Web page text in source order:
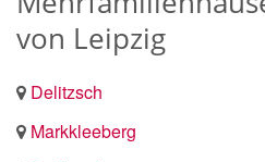
von Leipzig
Delitzsch
Markkleeberg